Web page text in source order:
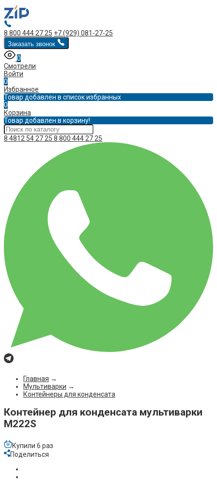
8 800 444 27 25 +7 (929) 081-27-25
Заказать звонок
0
Смотрели
Войти
0
Избранное
Товар добавлен в список избранных
0
Корзина
Товар добавлен в корзину!
8 4812 54 27 25 8 800 444 27 25
Главная →
Мультиварки →
Контейнеры для конденсата
Контейнер для конденсата мультиварки
M222S
Купили 6 раз
Поделиться